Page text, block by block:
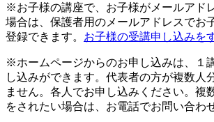
※お子様の講座で、お子様がメールアド
場合は、保護者用のメールアドレスでお
登録できます。 お子様の受講申し込みを
※ホームページからのお申し込みは、１
し込みができます。代表者の方が複数人
ません。各人でお申し込みください。複
をされたい場合は、お電話でお問い合わ